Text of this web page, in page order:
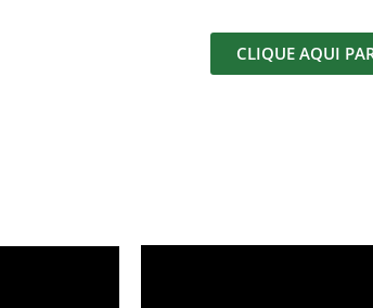
CLIQUE AQUI